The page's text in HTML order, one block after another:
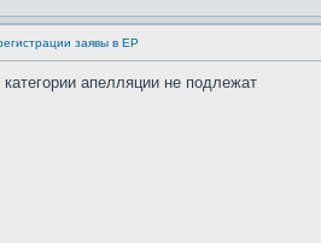
заявы в ЕР
апелляции не подлежат